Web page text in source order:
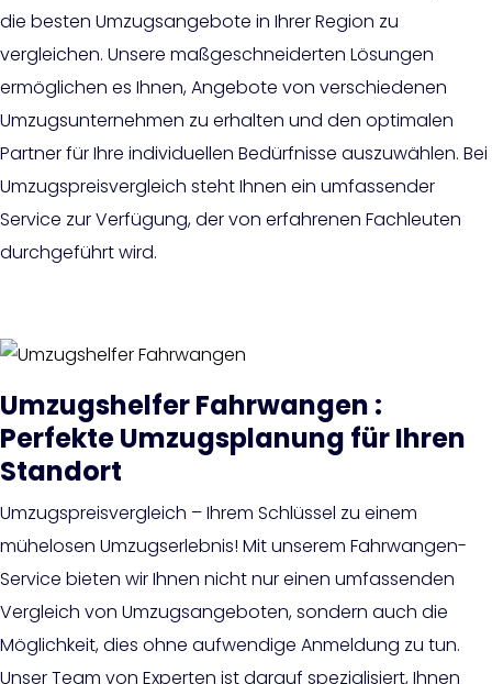
die besten Umzugsangebote in Ihrer Region zu
vergleichen. Unsere maßgeschneiderten Lösungen
ermöglichen es Ihnen, Angebote von verschiedenen
Umzugsunternehmen zu erhalten und den optimalen
Partner für Ihre individuellen Bedürfnisse auszuwählen. Bei
Umzugspreisvergleich steht Ihnen ein umfassender
Service zur Verfügung, der von erfahrenen Fachleuten
durchgeführt wird.
Umzugshelfer Fahrwangen :
Perfekte Umzugsplanung für Ihren
Standort
Umzugspreisvergleich – Ihrem Schlüssel zu einem
mühelosen Umzugserlebnis! Mit unserem Fahrwangen-
Service bieten wir Ihnen nicht nur einen umfassenden
Vergleich von Umzugsangeboten, sondern auch die
Möglichkeit, dies ohne aufwendige Anmeldung zu tun.
Unser Team von Experten ist darauf spezialisiert, Ihnen